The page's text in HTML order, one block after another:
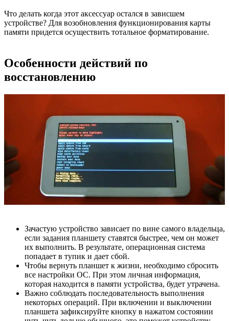
Что делать когда этот аксессуар остался в зависшем
устройстве? Для возобновления функционирования карты
памяти придется осуществить тотальное форматирование.
Особенности действий по
восстановлению
Зачастую устройство зависает по вине самого владельца,
если задания планшету ставятся быстрее, чем он может
их выполнить. В результате, операционная система
попадает в тупик и дает сбой.
Чтобы вернуть планшет к жизни, необходимо сбросить
все настройки ОС. При этом личная информация,
которая находится в памяти устройства, будет утрачена.
Важно соблюдать последовательность выполнения
некоторых операций. При включении и выключении
планшета зафиксируйте кнопку в нажатом состоянии